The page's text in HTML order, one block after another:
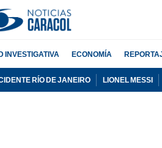
INVESTIGATIVA ECONOMÍA
RÍO DE JANEIRO LIONEL MESSI